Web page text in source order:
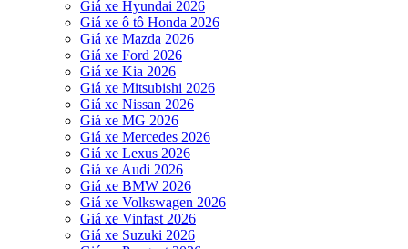
Giá xe Hyundai 2026
Giá xe ô tô Honda 2026
Giá xe Mazda 2026
Giá xe Ford 2026
Giá xe Kia 2026
Giá xe Mitsubishi 2026
Giá xe Nissan 2026
Giá xe MG 2026
Giá xe Mercedes 2026
Giá xe Lexus 2026
Giá xe Audi 2026
Giá xe BMW 2026
Giá xe Volkswagen 2026
Giá xe Vinfast 2026
Giá xe Suzuki 2026